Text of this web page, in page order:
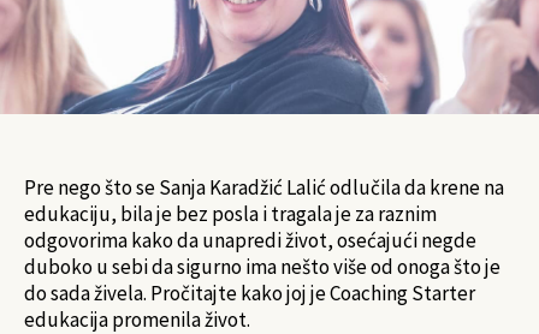
Pre nego što se Sanja Karadžić Lalić odlučila da krene na
edukaciju, bila je bez posla i tragala je za raznim
odgovorima kako da unapredi život, osećajući negde
duboko u sebi da sigurno ima nešto više od onoga što je
do sada živela. Pročitajte kako joj je Coaching Starter
edukacija promenila život.